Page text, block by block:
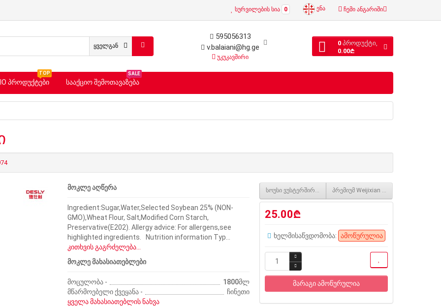
ჩემი ანგარიში
ენა
სურვილების სია 0
595056313
v.balaiani@hg.ge
უკუკავშირი
0 პროდუქტი,
0.00₾
ყველგან
TOP
ᲞᲠᲝᲓᲣᲥᲢᲔᲑᲘ
SALE
ᲡᲐᲐᲥᲪᲘᲝ ᲨᲔᲛᲝᲗᲐᲕᲐᲖᲔᲑᲐ
მოკლე აღწერა
Ingredient:Sugar,Water,Selected Soybean 25% (NON-
GMO),Wheat Flour, Salt,Modified Corn Starch,
Preservative(E202). Allergy advice: For allergens,see
highlighted ingredients. Nutrition information Typ...
კითხვის გაგრძელება...
მოკლე მახასიათებლები
მოცულობა -
1800მლ
მწარმოებელი ქვეყანა -
ჩინეთი
ყველა მახასიათებლის ნახვა
სოუსი ვუსტერშირის პრემიუმ Weijixian სოიოს სოუსი
25.00₾
ხელმისაწვდომობა: ამოწურულია
მარაგი ამოწურულია